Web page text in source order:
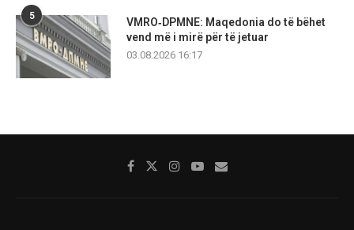
5
VMRO‑DPMNE: Maqedonia do të bëhet
vend më i mirë për të jetuar
03.08.2026 16:17